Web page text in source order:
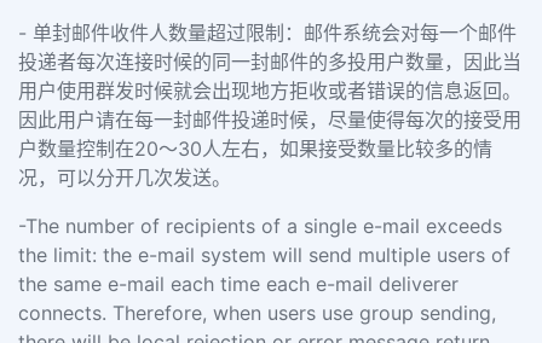
- 单封邮件收件人数量超过限制：邮件系统会对每一个邮件
投递者每次连接时候的同一封邮件的多投用户数量，因此当
用户使用群发时候就会出现地方拒收或者错误的信息返回。
因此用户请在每一封邮件投递时候，尽量使得每次的接受用
户数量控制在20～30人左右，如果接受数量比较多的情
况，可以分开几次发送。
-The number of recipients of a single e-mail exceeds
the limit: the e-mail system will send multiple users of
the same e-mail each time each e-mail deliverer
connects. Therefore, when users use group sending,